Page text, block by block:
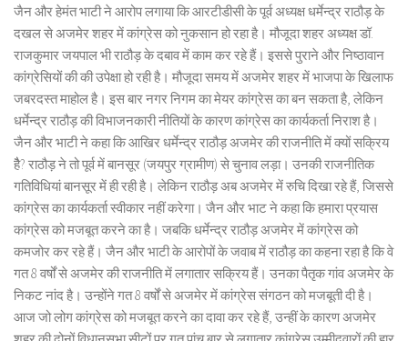
जैन और हेमंत भाटी ने आरोप लगाया कि आरटीडीसी के पूर्व अध्यक्ष धर्मेन्द्र राठौड़ के
दखल से अजमेर शहर में कांग्रेस को नुकसान हो रहा है। मौजूदा शहर अध्यक्ष डॉ.
राजकुमार जयपाल भी राठौड़ के दबाव में काम कर रहे हैं। इससे पुराने और निष्ठावान
कांग्रेसियों की की उपेक्षा हो रही है। मौजूदा समय में अजमेर शहर में भाजपा के खिलाफ
जबरदस्त माहोल है। इस बार नगर निगम का मेयर कांग्रेस का बन सकता है, लेकिन
धर्मेन्द्र राठौड़ की विभाजनकारी नीतियों के कारण कांग्रेस का कार्यकर्ता निराश है।
जैन और भाटी ने कहा कि आखिर धर्मेन्द्र राठौड़ अजमेर की राजनीति में क्यों सक्रिय
हैै? राठौड़ ने तो पूर्व में बानसूर (जयपुर ग्रामीण) से चुनाव लड़ा। उनकी राजनीतिक
गतिविधियां बानसूर में ही रही है। लेकिन राठौड़ अब अजमेर में रुचि दिखा रहे हैं, जिससे
कांग्रेस का कार्यकर्ता स्वीकार नहीं करेगा। जैन और भाट ने कहा कि हमारा प्रयास
कांग्रेस को मजबूत करने का है। जबकि धर्मेन्द्र राठौड़ अजमेर में कांग्रेस को
कमजोर कर रहे हैं। जैन और भाटी के आरोपों के जवाब में राठौड़ का कहना रहा है कि वे
गत 8 वर्षों से अजमेर की राजनीति में लगातार सक्रिय हैं। उनका पैतृक गांव अजमेर के
निकट नांद है। उन्होंने गत 8 वर्षों से अजमेर में कांग्रेस संगठन को मजबूती दी है।
आज जो लोग कांग्रेस को मजबूत करने का दावा कर रहे हैं, उन्हीं के कारण अजमेर